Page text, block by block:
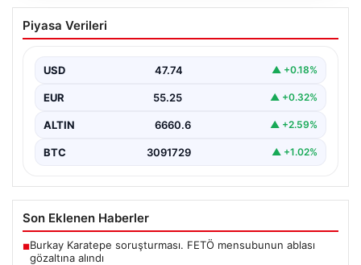
Kılıçdaroğlu: Hesap sormaktan da
vermekten de çekinmeyiz
de çekinmeyiz”, “content”: “ Cumhuriyet Halk Partisi
(CHP)…
Piyasa Verileri
USD 47.74 ▲ +0.18%
EUR 55.25 ▲ +0.32%
ALTIN 6660.6 ▲ +2.59%
BTC 3091729 ▲ +1.02%
Son Eklenen Haberler
■Burkay Karatepe soruşturması. FETÖ mensubunun ablası
gözaltına alındı